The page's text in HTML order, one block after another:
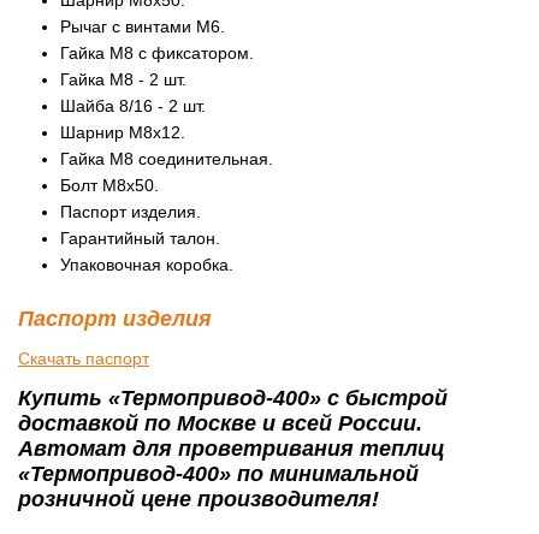
Рычаг с винтами М6.
Гайка М8 с фиксатором.
Гайка М8 - 2 шт.
Шайба 8/16 - 2 шт.
Шарнир М8х12.
Гайка М8 соединительная.
Болт М8х50.
Паспорт изделия.
Гарантийный талон.
Упаковочная коробка.
Паспорт изделия
Скачать паспорт
Купить «Термопривод-400» с быстрой
доставкой по Москве и всей России.
Автомат для проветривания теплиц
«Термопривод-400» по минимальной
розничной цене производителя!